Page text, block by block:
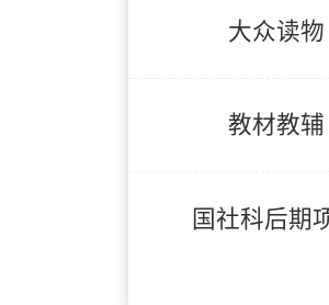
大众读物
教材教辅
国社科后期